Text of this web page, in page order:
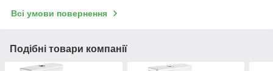
Всі умови повернення
Подібні товари компанії